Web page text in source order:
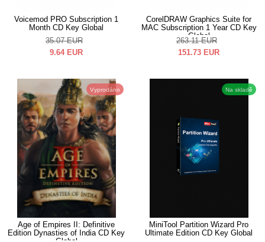
Voicemod PRO Subscription 1
Month CD Key Global
35.07 EUR
9.64 EUR
CorelDRAW Graphics Suite for
MAC Subscription 1 Year CD Key
Global
263.11 EUR
151.73 EUR
Vyprodáno
Age of Empires II: Definitive
Edition Dynasties of India CD Key
Na skladě
MiniTool Partition Wizard Pro
Ultimate Edition CD Key Global